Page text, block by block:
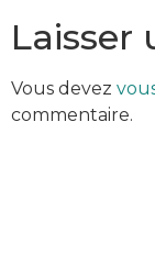
Laisser
Vous devez
commentaire.